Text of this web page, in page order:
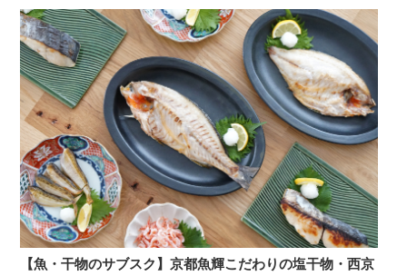
【魚・干物のサブスク】京都魚輝こだわりの塩干物・西京